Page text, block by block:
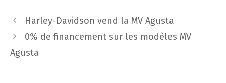
Navigation
des
Harley-Davidson vend la MV Agusta
0% de financement sur les modèles MV
Agusta